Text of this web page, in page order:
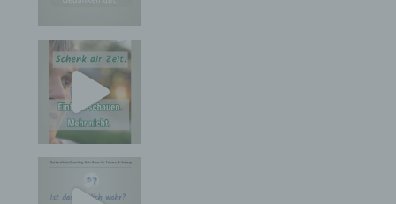
verwendet wird. Die von der betroffenen Person
ausschließlich für die interne Verwendung bei dem
für die Verarbeitung Verantwortlichen und für
eigene Zwecke erhoben und gespeichert. Der für
die Verarbeitung Verantwortliche kann die
Weitergabe an einen oder mehrere
Auftragsverarbeiter, beispielsweise einen
Paketdienstleister, veranlassen, der die
personenbezogenen Daten ebenfalls
ausschließlich für eine interne Verwendung, die
dem für die Verarbeitung Verantwortlichen
zuzurechnen ist, nutzt.